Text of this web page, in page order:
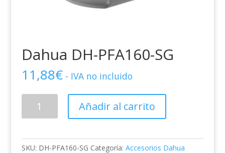
Dahua DH-PFA160-SG
11,88€ - IVA no incluido
cantidad
Añadir al carrito
SKU: DH-PFA160-SG Categoría: Accesorios Dahua